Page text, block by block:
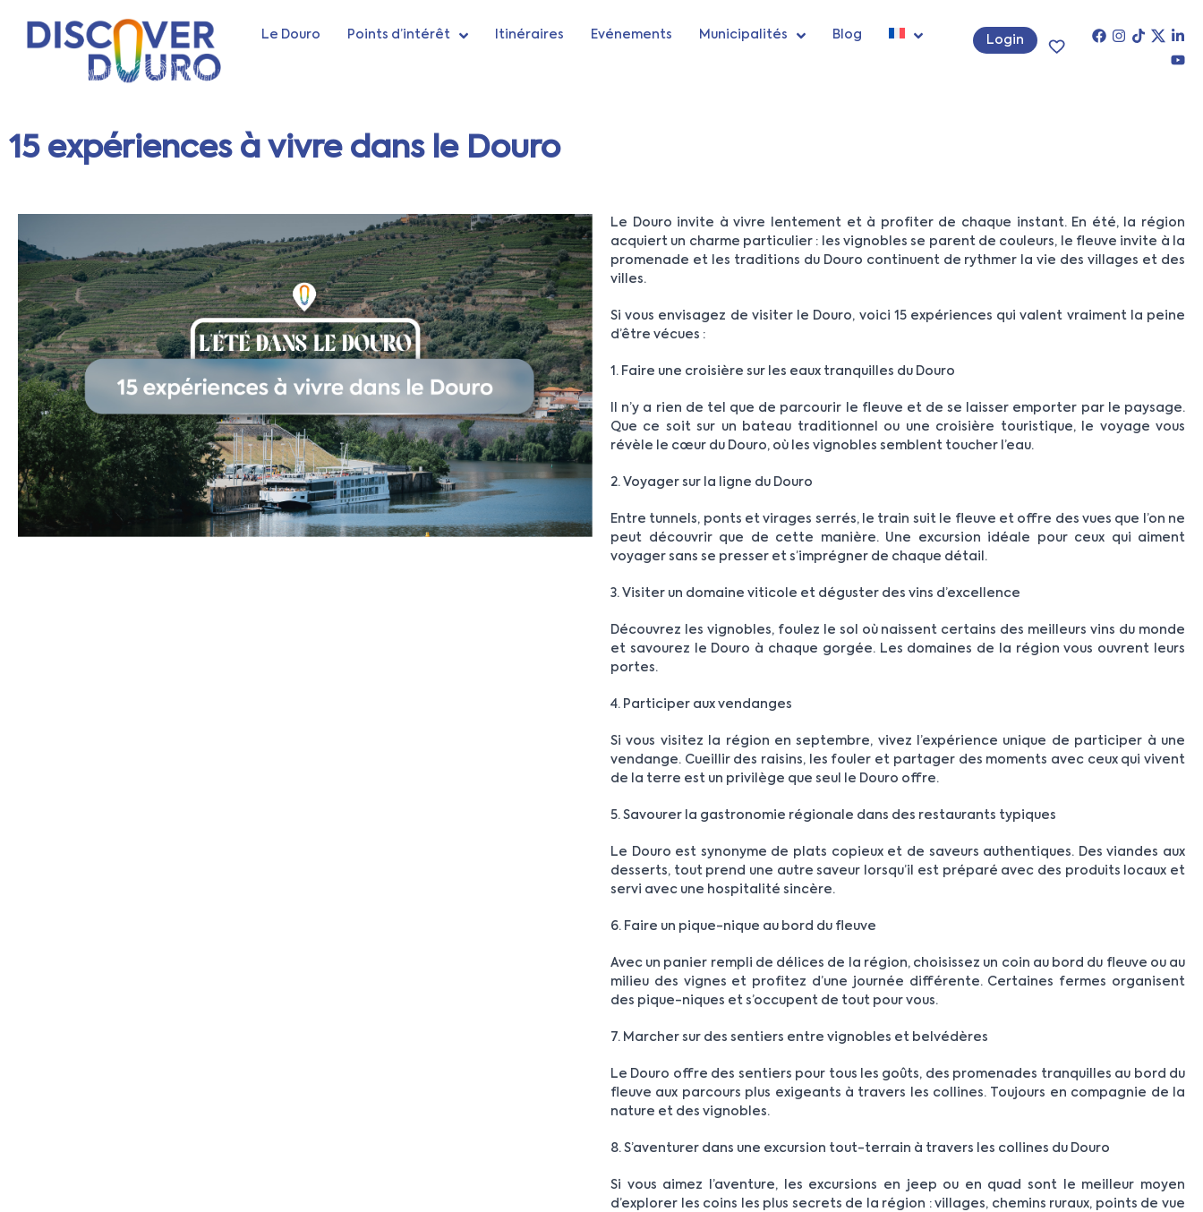
Le Douro Points d’intérêt Itinéraires Evénements Municipalités Blog Login
15 expériences à vivre dans le Douro
Le Douro invite à vivre lentement et à profiter de chaque instant. En été, la région
acquiert un charme particulier : les vignobles se parent de couleurs, le fleuve invite à la
promenade et les traditions du Douro continuent de rythmer la vie des villages et des
villes.
Si vous envisagez de visiter le Douro, voici 15 expériences qui valent vraiment la peine
d’être vécues :
1. Faire une croisière sur les eaux tranquilles du Douro
Il n’y a rien de tel que de parcourir le fleuve et de se laisser emporter par le paysage.
Que ce soit sur un bateau traditionnel ou une croisière touristique, le voyage vous
révèle le cœur du Douro, où les vignobles semblent toucher l’eau.
2. Voyager sur la ligne du Douro
Entre tunnels, ponts et virages serrés, le train suit le fleuve et offre des vues que l’on ne
peut découvrir que de cette manière. Une excursion idéale pour ceux qui aiment
voyager sans se presser et s’imprégner de chaque détail.
3. Visiter un domaine viticole et déguster des vins d’excellence
Découvrez les vignobles, foulez le sol où naissent certains des meilleurs vins du monde
et savourez le Douro à chaque gorgée. Les domaines de la région vous ouvrent leurs
portes.
4. Participer aux vendanges
Si vous visitez la région en septembre, vivez l’expérience unique de participer à une
vendange. Cueillir des raisins, les fouler et partager des moments avec ceux qui vivent
de la terre est un privilège que seul le Douro offre.
5. Savourer la gastronomie régionale dans des restaurants typiques
Le Douro est synonyme de plats copieux et de saveurs authentiques. Des viandes aux
desserts, tout prend une autre saveur lorsqu’il est préparé avec des produits locaux et
servi avec une hospitalité sincère.
6. Faire un pique-nique au bord du fleuve
Avec un panier rempli de délices de la région, choisissez un coin au bord du fleuve ou au
milieu des vignes et profitez d’une journée différente. Certaines fermes organisent
des pique-niques et s’occupent de tout pour vous.
7. Marcher sur des sentiers entre vignobles et belvédères
Le Douro offre des sentiers pour tous les goûts, des promenades tranquilles au bord du
fleuve aux parcours plus exigeants à travers les collines. Toujours en compagnie de la
nature et des vignobles.
8. S’aventurer dans une excursion tout-terrain à travers les collines du Douro
Si vous aimez l’aventure, les excursions en jeep ou en quad sont le meilleur moyen
d’explorer les coins les plus secrets de la région : villages, chemins ruraux, points de vue